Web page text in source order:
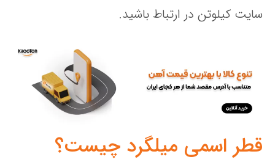
سایت کیلوتن در ارتباط باشید.
قطر اسمی میلگرد چیست؟